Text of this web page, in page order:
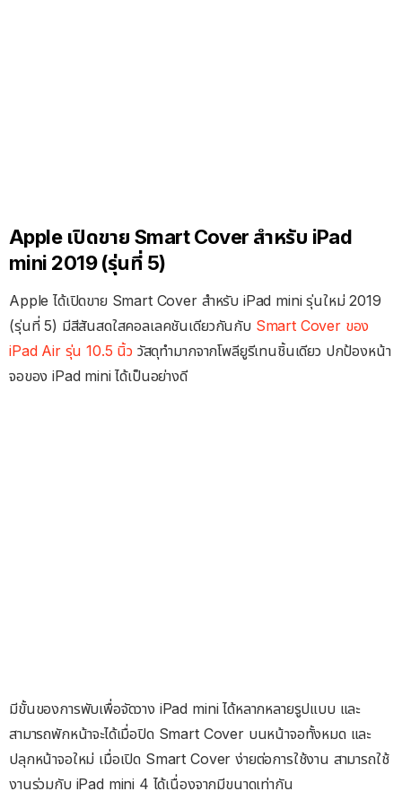
Apple เปิดขาย Smart Cover สำหรับ iPad
mini 2019 (รุ่นที่ 5)
Apple ได้เปิดขาย Smart Cover สำหรับ iPad mini รุ่นใหม่ 2019
(รุ่นที่ 5) มีสีสันสดใสคอลเลคชันเดียวกันกับ Smart Cover ของ
iPad Air รุ่น 10.5 นิ้ว วัสดุทำมากจากโพลียูรีเทนชิ้นเดียว ปกป้องหน้า
จอของ iPad mini ได้เป็นอย่างดี
มีขั้นของการพับเพื่อจัดวาง iPad mini ได้หลากหลายรูปแบบ และ
สามารถพักหน้าจะได้เมื่อปิด Smart Cover บนหน้าจอทั้งหมด และ
ปลุกหน้าจอใหม่ เมื่อเปิด Smart Cover ง่ายต่อการใช้งาน สามารถใช้
งานร่วมกับ iPad mini 4 ได้เนื่องจากมีขนาดเท่ากัน